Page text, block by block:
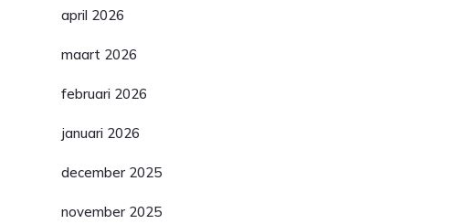
april 2026
maart 2026
februari 2026
januari 2026
december 2025
november 2025